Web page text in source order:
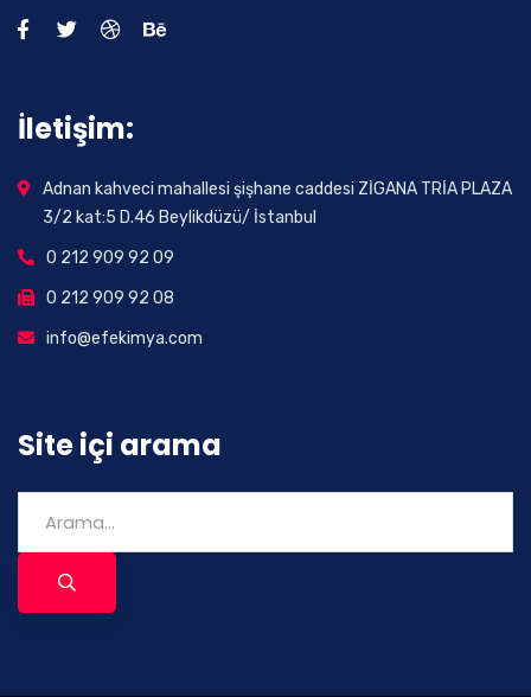
İletişim:
Adnan kahveci mahallesi şişhane caddesi ZİGANA TRİA PLAZA
3/2 kat:5 D.46 Beylikdüzü/ İstanbul
0 212 909 92 09
0 212 909 92 08
info@efekimya.com
Site içi arama